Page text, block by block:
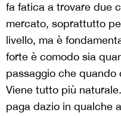
fa fatica a trovare due
mercato, soprattutto
livello, ma è
forte è comodo sia
passaggio che quando
Viene tutto più
paga dazio in qualche